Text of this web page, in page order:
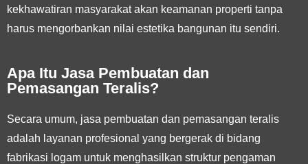
kekhawatiran masyarakat akan keamanan properti tanpa
harus mengorbankan nilai estetika bangunan itu sendiri.
Apa Itu Jasa Pembuatan dan
Pemasangan Teralis?
Secara umum, jasa pembuatan dan pemasangan teralis
adalah layanan profesional yang bergerak di bidang
fabrikasi logam untuk menghasilkan struktur pengaman